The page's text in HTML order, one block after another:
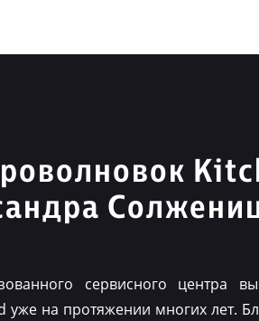
сервисного центра
уже на протяжении многих лет.